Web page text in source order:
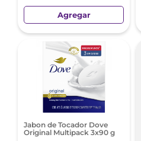
Agregar
Jabon de Tocador Dove
Original Multipack 3x90 g